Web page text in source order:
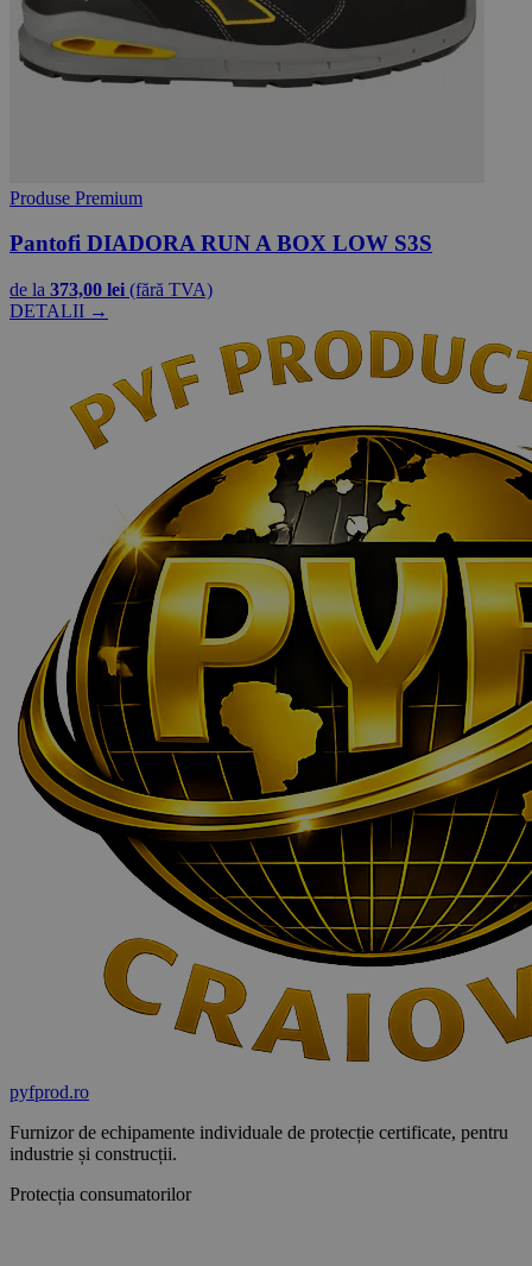
Produse Premium
Pantofi DIADORA RUN A BOX LOW S3S
de la 373,00 lei (fără TVA)
DETALII →
pyfprod.ro
Furnizor de echipamente individuale de protecție certificate, pentru
industrie și construcții.
Protecția consumatorilor